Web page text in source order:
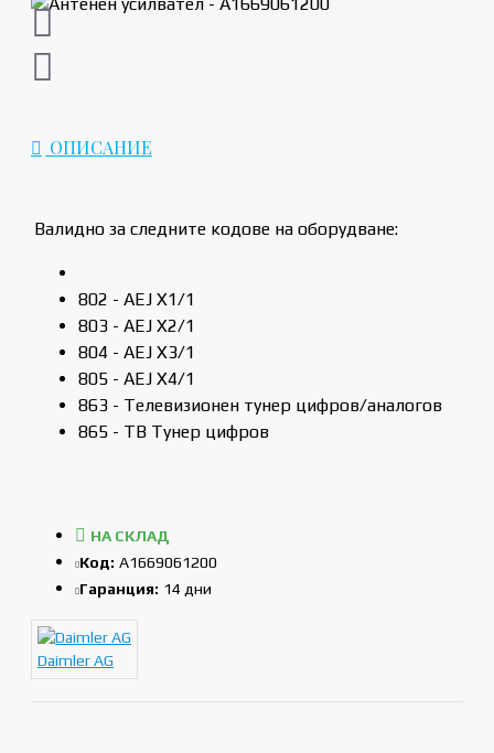
ОПИСАНИЕ
Валидно за следните кодове на оборудване:
802 - AEJ X1/1
803 - AEJ X2/1
804 - AEJ X3/1
805 - AEJ X4/1
863 - Телевизионен тунер цифров/аналогов
865 - ТВ Тунер цифров
НА СКЛАД
Код: A1669061200
Гаранция: 14 дни
Daimler AG